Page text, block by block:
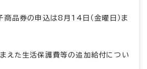
商品券の申込は8月14日（金曜日）ま
えた生活保護費等の追加給付につい